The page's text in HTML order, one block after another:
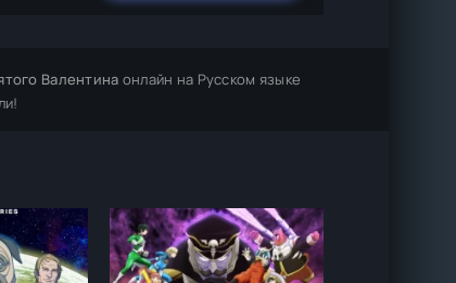
Валентина онлайн на Русском языке